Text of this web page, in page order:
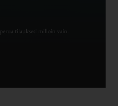
tilauksesi milloin vain.